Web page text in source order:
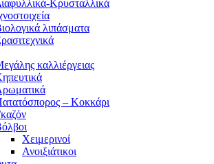
Κρυσταλλικά
λιπάσματα
καλλιέργειας
– Κοκκάρι
Χειμερινοί
Ανοιξιάτικοι